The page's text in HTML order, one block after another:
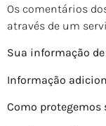
Os comentários
através de um
Sua informação
Informação
Como protegemos